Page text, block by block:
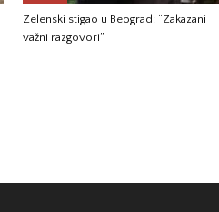
Zelenski stigao u Beograd: “Zakazani
važni razgovori”